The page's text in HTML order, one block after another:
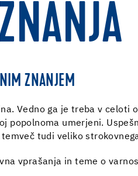
ZNANJEM
Vedno ga je treba v
popolnoma umerjeni.
tudi veliko
vprašanja in teme o